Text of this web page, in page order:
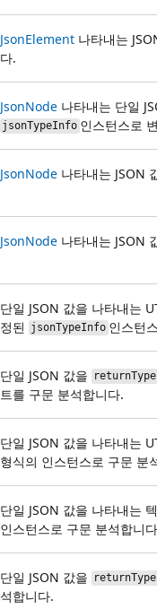
JsonElement 나타내는
다.
JsonNode 나타내는 단일
jsonTypeInfo 인스턴스로
JsonNode 나타내는 JSON
JsonNode 나타내는 JSON
단일 JSON 값을 나타내는
정된
jsonTypeInfo 인스턴
단일 JSON 값을 returnType
트를 구문 분석합니다.
단일 JSON 값을 나타내는
형식의 인스턴스로 구문 분
단일 JSON 값을 나타내는
인스턴스로 구문 분석합니
단일 JSON 값을 returnType
석합니다.